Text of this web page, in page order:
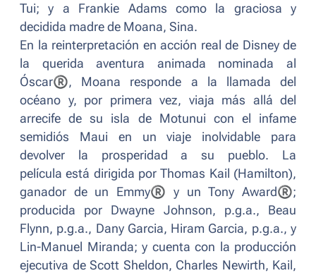
Tui; y a Frankie Adams como la graciosa y
decidida madre de Moana, Sina.
En la reinterpretación en acción real de Disney de
la querida aventura animada nominada al
Óscar®, Moana responde a la llamada del
océano y, por primera vez, viaja más allá del
arrecife de su isla de Motunui con el infame
semidiós Maui en un viaje inolvidable para
devolver la prosperidad a su pueblo. La
película está dirigida por Thomas Kail (Hamilton),
ganador de un Emmy® y un Tony Award®;
producida por Dwayne Johnson, p.g.a., Beau
Flynn, p.g.a., Dany Garcia, Hiram Garcia, p.g.a., y
Lin-Manuel Miranda; y cuenta con la producción
ejecutiva de Scott Sheldon, Charles Newirth, Kail,